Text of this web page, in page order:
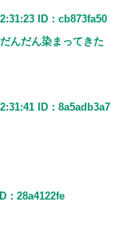
ID：cb873fa50
んだん染まってきた
ID：8a5adb3a7
：28a4122fe